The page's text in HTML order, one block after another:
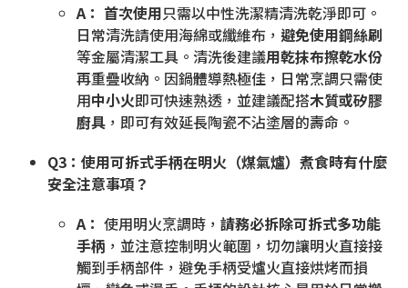
A： 首次使用只需以中性洗潔精清洗乾淨即可。
日常清洗請使用海綿或纖維布， 避免使用鋼絲刷
等金屬清潔工具。清洗後建議用乾抹布擦乾水份
再重疊收納。因鍋體導熱極佳，日常烹調只需使
用中小火即可快速熟透，並建議配搭木質或矽膠
廚具 ，即可有效延長陶瓷不沾塗層的壽命。
Q3：使用可拆式手柄在明火（煤氣爐）煮食時有什麼
安全注意事項？
A： 使用明火烹調時， 請務必拆除可拆式多功能
手柄 ，並注意控制明火範圍，切勿讓明火直接接
觸到手柄部件，避免手柄受爐火直接烘烤而損